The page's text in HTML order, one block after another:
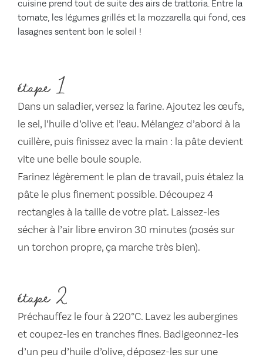
cuisine prend tout de suite des airs de trattoria. Entre la
tomate, les légumes grillés et la mozzarella qui fond, ces
lasagnes sentent bon le soleil !
étape 1
Dans un saladier, versez la farine. Ajoutez les œufs,
le sel, l’huile d’olive et l’eau. Mélangez d’abord à la
cuillère, puis finissez avec la main : la pâte devient
vite une belle boule souple.
Farinez légèrement le plan de travail, puis étalez la
pâte le plus finement possible. Découpez 4
rectangles à la taille de votre plat. Laissez-les
sécher à l’air libre environ 30 minutes (posés sur
un torchon propre, ça marche très bien).
étape 2
Préchauffez le four à 220°C. Lavez les aubergines
et coupez-les en tranches fines. Badigeonnez-les
d’un peu d’huile d’olive, déposez-les sur une